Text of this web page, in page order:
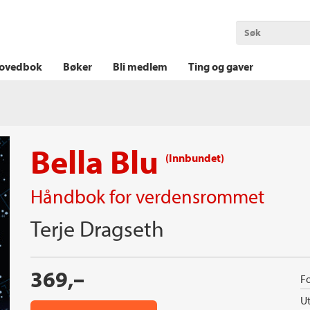
Bøker Bli medlem Ting og gaver
Bella Blu (Innbundet)
Håndbok for verdensrommet
Terje Dragseth
369,–